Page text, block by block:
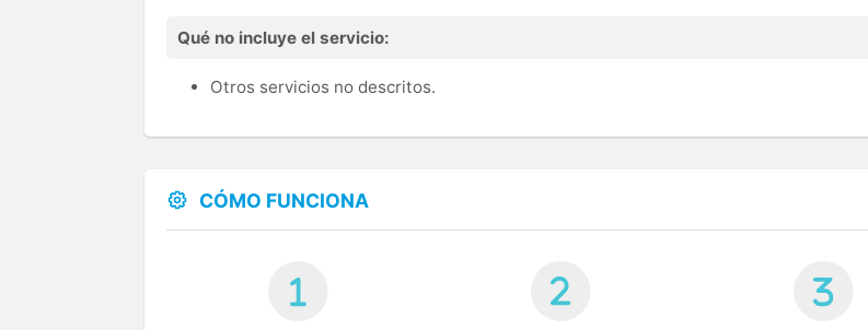
Qué no incluye el servicio:
Otros servicios no descritos.
CÓMO FUNCIONA